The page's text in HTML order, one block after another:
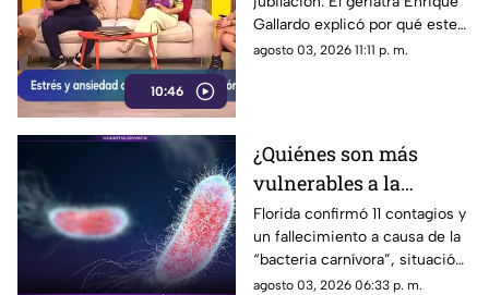
10:46
incómoda
Gallardo explicó por qué este
cambio puede generar
agosto 03, 2026 11:11 p. m.
¿Quiénes son más
vulnerables a la
“bacteria carnívora” y
qué riesgos existen
realmente?
Florida confirmó 11 contagios y
un fallecimiento a causa de la
“bacteria carnívora”, situación
que generó dudas y
agosto 03, 2026 06:33 p. m.